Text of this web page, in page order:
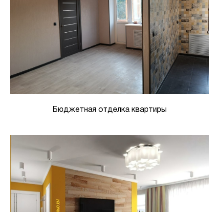
Бюджетная отделка квартиры